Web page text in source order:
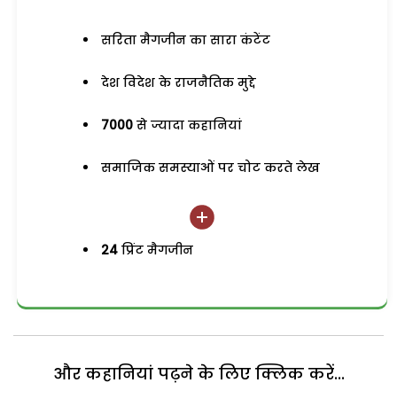
सरिता मैगजीन का सारा कंटेंट
देश विदेश के राजनैतिक मुद्दे
7000 से ज्यादा कहानियां
समाजिक समस्याओं पर चोट करते लेख
24 प्रिंट मैगजीन
और कहानियां पढ़ने के लिए क्लिक करें...